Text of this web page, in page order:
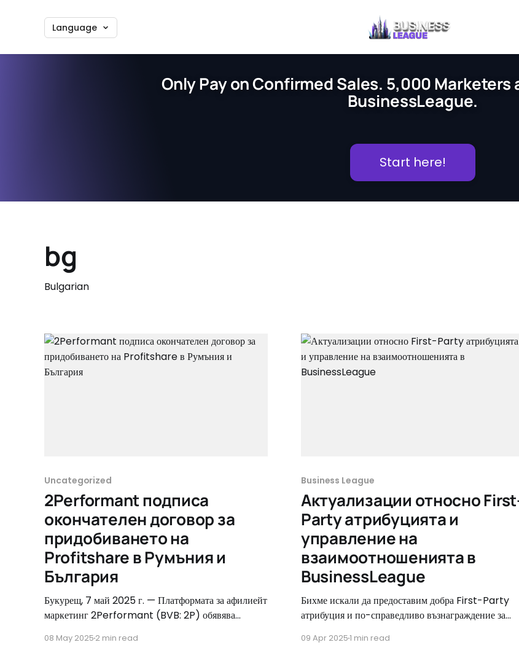
Language
Only Pay on Confirmed Sales. 5,000 Marketers
BusinessLeague.
Start here!
bg
Bulgarian
Uncategorized
2Performant подписа
окончателен договор за
придобиването на
Profitshare в Румъния и
България
Букурещ, 7 май 2025 г. — Платформата за афилиейт
маркетинг 2Performant (BVB: 2P) обявява
придобиването на бизнеса Profitshare в Румъния и
08 May 2025 2 min read
Business League
Актуализации относно
Party атрибуцията и
управление на
взаимоотношенията в
BusinessLeague
Бихме искали да предоставим добра First-Party
атрибуция и по-справедливо възнаграждение за
споделим важна актуализация на система но за
09 Apr 20251 min read